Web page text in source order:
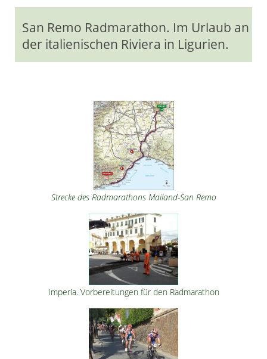
San Remo Radmarathon. Im Urlaub an
der italienischen Riviera in Ligurien.
Strecke des Radmarathons Mailand-San Remo
Imperia. Vorbereitungen für den Radmarathon